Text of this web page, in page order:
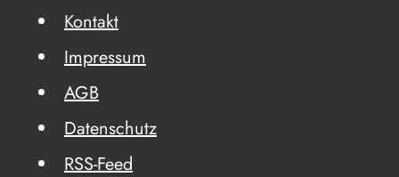
Kontakt
Impressum
AGB
Datenschutz
RSS-Feed